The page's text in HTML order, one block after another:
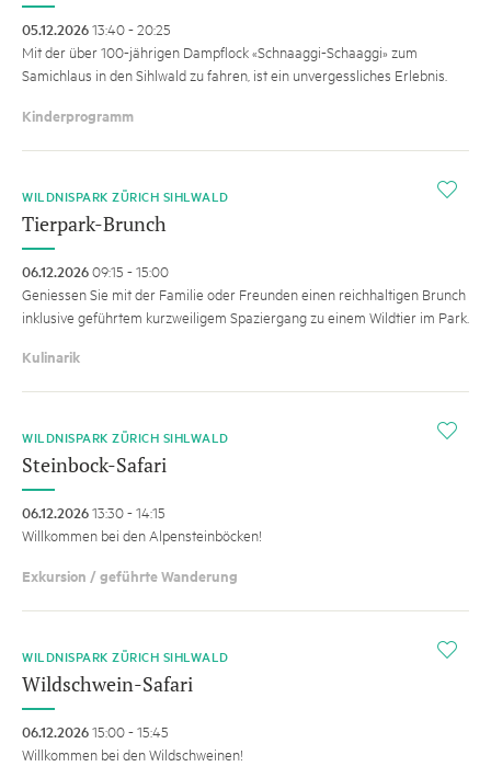
05.12.202613:40 - 20:25
Mit der über 100-jährigen Dampflock «Schnaaggi-Schaaggi» zum
Samichlaus in den Sihlwald zu fahren, ist ein unvergessliches Erlebnis.
Kinderprogramm
i
WILDNISPARK ZÜRICH SIHLWALD
Tierpark-Brunch
06.12.202609:15 - 15:00
Geniessen Sie mit der Familie oder Freunden einen reichhaltigen Brunch
inklusive geführtem kurzweiligem Spaziergang zu einem Wildtier im Park.
Kulinarik
i
WILDNISPARK ZÜRICH SIHLWALD
Steinbock-Safari
06.12.202613:30 - 14:15
Willkommen bei den Alpensteinböcken!
Exkursion / geführte Wanderung
i
WILDNISPARK ZÜRICH SIHLWALD
Wildschwein-Safari
06.12.202615:00 - 15:45
Willkommen bei den Wildschweinen!